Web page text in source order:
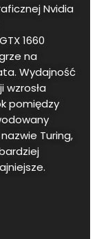
Nvidia
1660
na
Wydajność
pomiędzy
Turing,